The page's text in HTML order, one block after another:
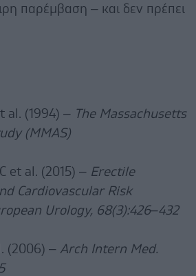
παρέμβαση – και δεν πρέπει
al. (1994) – The Massachusetts
(MMAS)
et al. (2015) – Erectile
Cardiovascular Risk
Urology, 68(3):426–432
(2006) – Arch Intern Med.